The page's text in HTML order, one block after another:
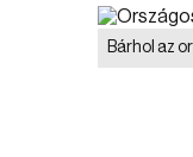
Bárhol az